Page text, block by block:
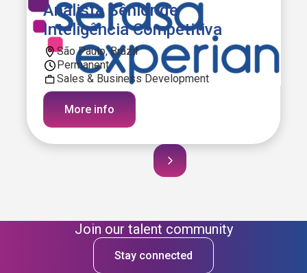
Analista Sênior de
Inteligência Competitiva
São Paulo, Brazil
Permanent
Sales & Business Development
More info
Join our talent community
Stay connected